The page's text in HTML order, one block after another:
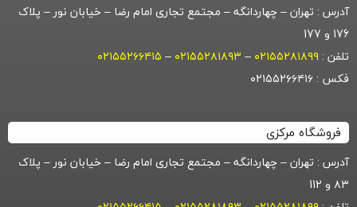
آدرس : تهران – چهاردانگه – مجتمع تجاری امام رضا – خیابان نور – پلاک
176 و 177
تلفن : ۰۲۱۵۵۲۸۱۸۹۹ – ۰۲۱۵۵۲۸۱۸۹۳ – ۰۲۱۵۵۲۶۶۴۱۵
فکس : ۰۲۱۵۵۲۶۶۴۱۶
فروشگاه مرکزی
آدرس : تهران – چهاردانگه – مجتمع تجاری امام رضا – خیابان نور – پلاک
۸۳ و 112